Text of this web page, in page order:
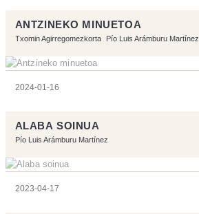
ANTZINEKO MINUETOA
Txomin Agirregomezkorta Pío Luis Arámburu Martínez
2024-01-16
ALABA SOINUA
Pío Luis Arámburu Martínez
2023-04-17